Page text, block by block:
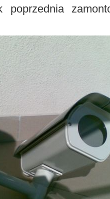
poprzednia